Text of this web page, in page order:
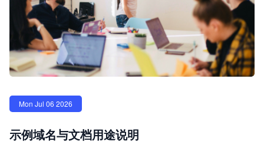
Mon Jul 06 2026
示例域名与文档用途说明